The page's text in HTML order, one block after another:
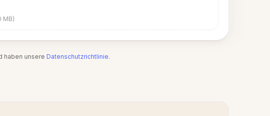
MB)
haben unsere Datenschutzrichtlinie.